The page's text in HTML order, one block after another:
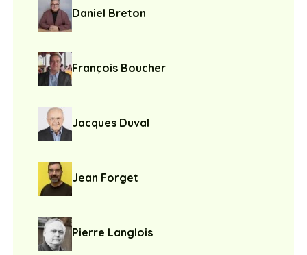
Daniel Breton
François Boucher
Jacques Duval
Jean Forget
Pierre Langlois